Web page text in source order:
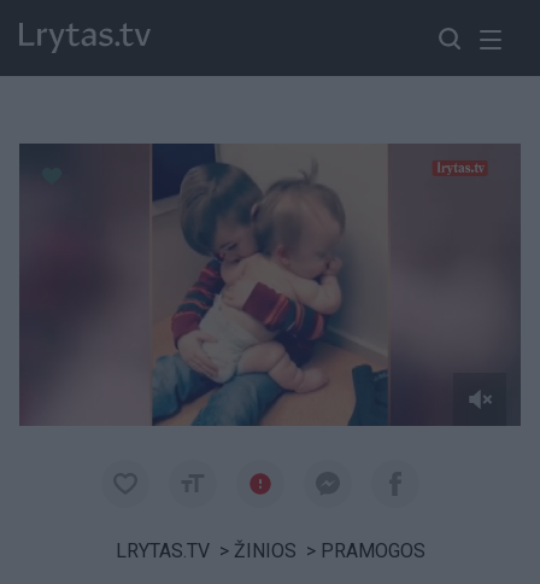
Paremkite Ukrainą
LRYTAS.TV > ŽINIOS > PRAMOGOS